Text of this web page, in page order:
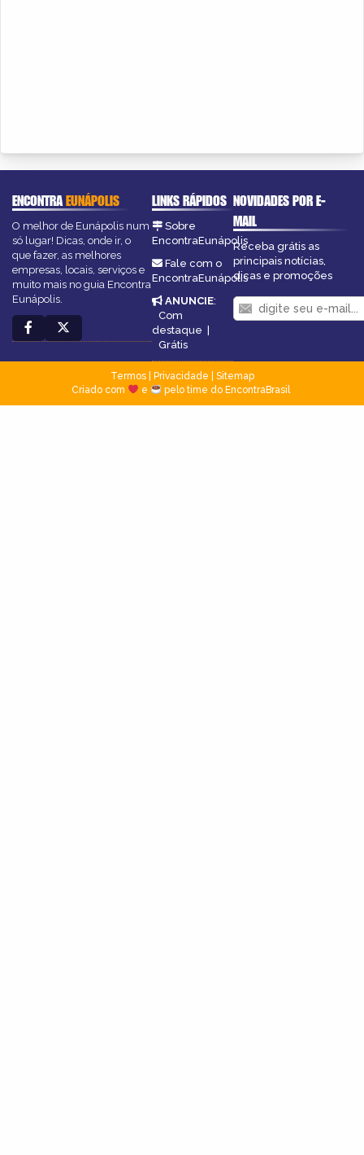
ENCONTRAEUNÁPOLIS
O melhor de Eunápolis num
só lugar! Dicas, onde ir, o
que fazer, as melhores
empresas, locais, serviços e
muito mais no guia Encontra
Eunápolis.
LINKS RÁPIDOS
Sobre
EncontraEunápolis
Fale com o
EncontraEunápolis
ANUNCIE:
Com
destaque |
Grátis
NOVIDADES POR E-
MAIL
Receba grátis as
principais notícias,
dicas e promoções
Termos| Privacidade
Sitemap
Criado com
e pelo time do EncontraBrasil